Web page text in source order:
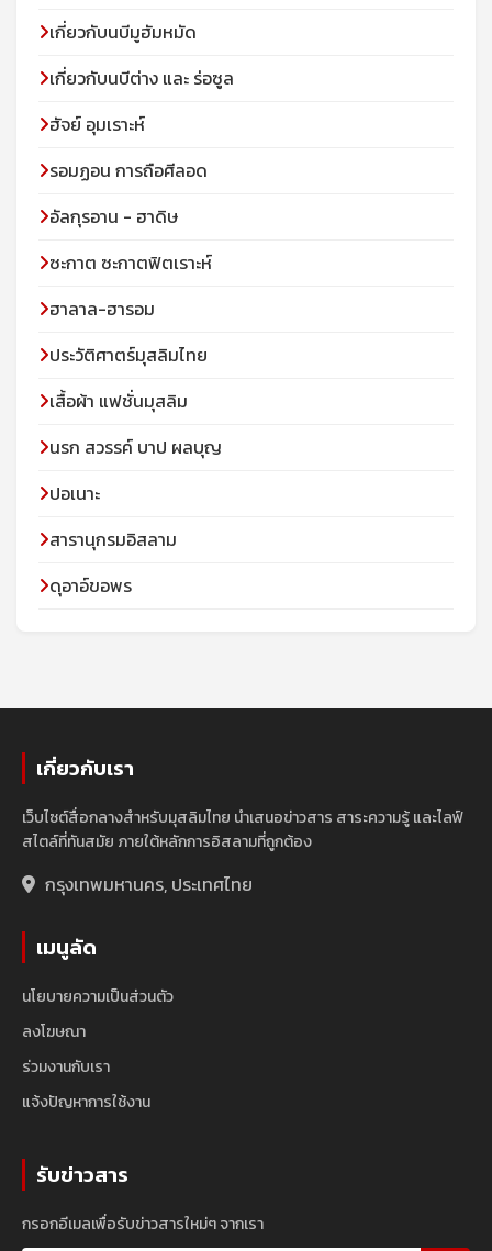
เกี่ยวกับนบีมูฮัมหมัด
เกี่ยวกับนบีต่าง และ ร่อซูล
ฮัจย์ อุมเราะห์
รอมฏอน การถือศีลอด
อัลกุรอาน - ฮาดิษ
ซะกาต ซะกาตฟิตเราะห์
ฮาลาล-ฮารอม
ประวัติศาตร์มุสลิมไทย
เสื้อผ้า แฟชั่นมุสลิม
นรก สวรรค์ บาป ผลบุญ
ปอเนาะ
สารานุกรมอิสลาม
ดุอาอ์ขอพร
เกี่ยวกับเรา
เว็บไซต์สื่อกลางสำหรับมุสลิมไทย นำเสนอข่าวสาร สาระความรู้ และไลฟ์
สไตล์ที่ทันสมัย ภายใต้หลักการอิสลามที่ถูกต้อง
กรุงเทพมหานคร, ประเทศไทย
เมนูลัด
นโยบายความเป็นส่วนตัว
ลงโฆษณา
ร่วมงานกับเรา
แจ้งปัญหาการใช้งาน
รับข่าวสาร
กรอกอีเมลเพื่อรับข่าวสารใหม่ๆ จากเรา